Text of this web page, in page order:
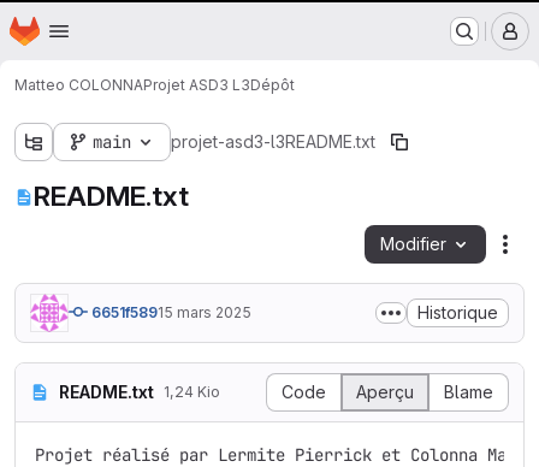
Passer au contenu principal
Page d'accueil
Matteo COLONNAProjet ASD3 L3Dépôt
main projet-asd3-l3README.txt
README.txt
Modifier
6651f58915 mars 2025 Historique
README.txt 1,24 Kio Code Aperçu Blame
Projet réalisé par Lermite Pierrick et Colonna